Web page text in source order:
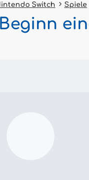
Switch Spiele